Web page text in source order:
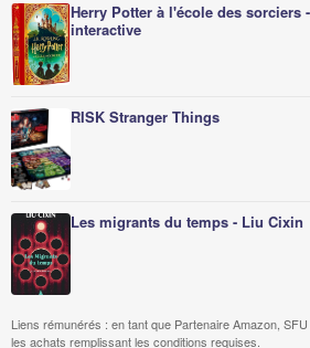
Herry Potter à l'école des sorciers
interactive
RISK Stranger Things
Les migrants du temps - Liu Cixin
Liens rémunérés : en tant que Partenaire Amazon,
les achats remplissant les conditions requises.